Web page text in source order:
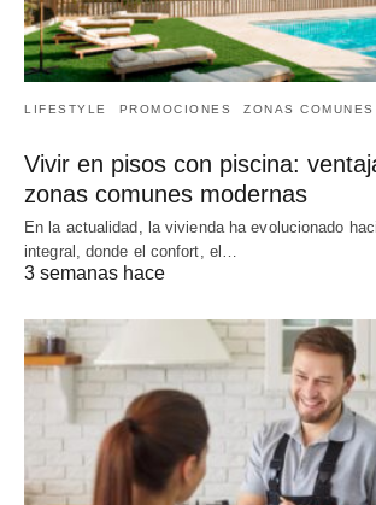
LIFESTYLE PROMOCIONES ZONAS COMUNES
Vivir en pisos con piscina:
zonas comunes modernas
En la actualidad, la vivienda ha evolucionado
integral, donde el confort, el…
3 semanas hace